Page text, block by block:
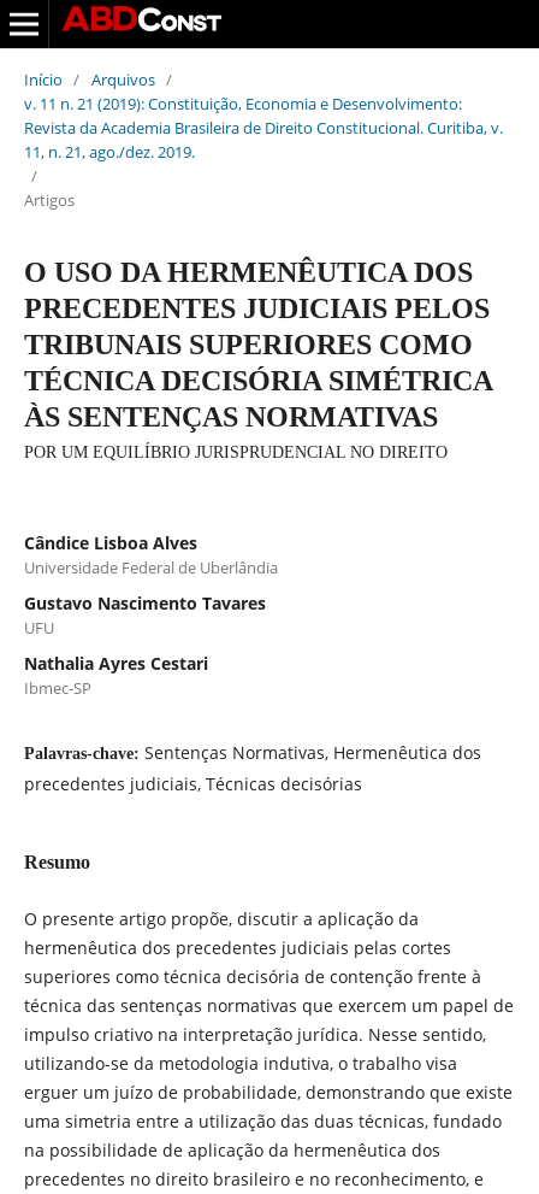
Início / Arquivos /
v. 11 n. 21 (2019): Constituição, Economia e Desenvolvimento:
Revista da Academia Brasileira de Direito Constitucional. Curitiba, v.
11, n. 21, ago./dez. 2019.
/
Artigos
O USO DA HERMENÊUTICA DOS
PRECEDENTES JUDICIAIS PELOS
TRIBUNAIS SUPERIORES COMO
TÉCNICA DECISÓRIA SIMÉTRICA
ÀS SENTENÇAS NORMATIVAS
POR UM EQUILÍBRIO JURISPRUDENCIAL NO DIREITO
Cândice Lisboa Alves
Universidade Federal de Uberlândia
Gustavo Nascimento Tavares
UFU
Nathalia Ayres Cestari
Ibmec-SP
Palavras-chave: Sentenças Normativas, Hermenêutica dos
precedentes judiciais, Técnicas decisórias
Resumo
O presente artigo propõe, discutir a aplicação da
hermenêutica dos precedentes judiciais pelas cortes
superiores como técnica decisória de contenção frente à
técnica das sentenças normativas que exercem um papel de
impulso criativo na interpretação jurídica. Nesse sentido,
utilizando-se da metodologia indutiva, o trabalho visa
erguer um juízo de probabilidade, demonstrando que existe
uma simetria entre a utilização das duas técnicas, fundado
na possibilidade de aplicação da hermenêutica dos
precedentes no direito brasileiro e no reconhecimento, e